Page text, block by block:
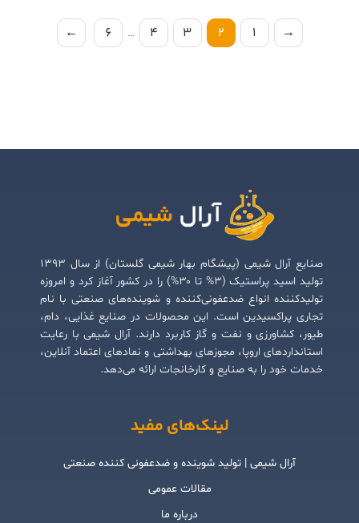
→
1
2
3
4
…
6
←
صنایع آرال شیمی (پیشگام بهار شیمی گلستان) از سال ۱۳۹۳
تولید اسید پراستیک (۳% تا ۳۰%) را در کشور آغاز کرد و امروزه
تولیدکننده انواع ضدعفونی‌کننده و شوینده‌های صنعتی با نام
تجاری پراکسیدین است. این محصولات در صنایع غذایی، دام،
طیور، کشاورزی و نفت و گاز کاربرد دارند. آرال شیمی با رعایت
استانداردهای اروپا، مجوزهای بهداشتی و نمادهای اعتماد آنلاین،
خدمات خود را به صنایع و کارخانجات ارائه می‌دهد.
لینک‌های مفید
آرال شیمی | تولید شوینده و ضدعفونی کننده صنعتی
مقالات عمومی
درباره ما